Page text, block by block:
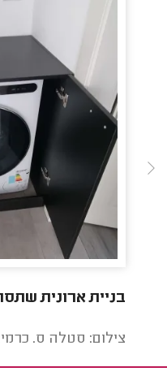
בניית ארונית
צילום: סטלה ס.